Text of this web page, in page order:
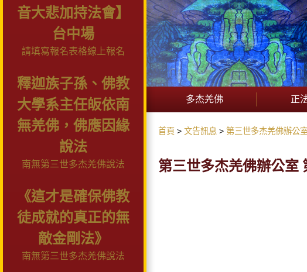
音大悲加持法會】
台中場
請填寫報名表格線上報名
釋迦族子孫、佛教
大學系主任皈依南
無羌佛，佛應因緣
說法
南無第三世多杰羌佛說法
《這才是確保佛教
徒成就的真正的無
敵金剛法》
南無第三世多杰羌佛說法
多杰羌佛 正
首頁 文告訊息 第三世多杰羌佛辦公
第三世多杰羌佛辦公室